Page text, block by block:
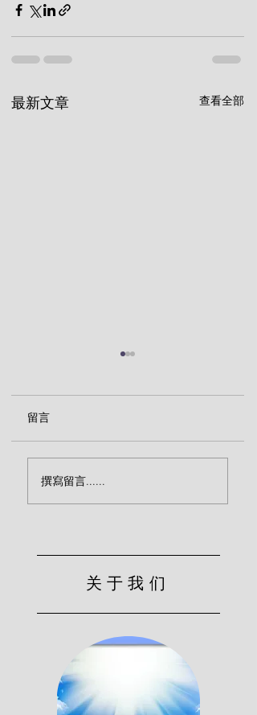
最新文章 查看全部
留言
撰寫留言......
关于我们